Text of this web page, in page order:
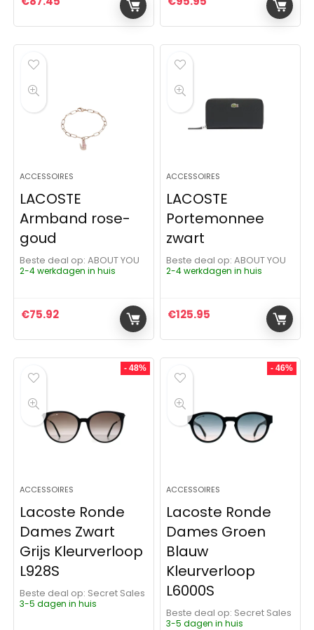
ACCESSOIRES
LACOSTE
Armband rose-
goud
Beste deal op:
ABOUT YOU
2-4 werkdagen in huis
€75.92
ACCESSOIRES
LACOSTE
Portemonnee
zwart
Beste deal op:
ABOUT YOU
2-4 werkdagen in huis
€125.95
- 48%
ACCESSOIRES
Lacoste Ronde
Dames Zwart
Grijs Kleurverloop
L928S
Beste deal op:
Secret Sales
3-5 dagen in huis
- 46%
ACCESSOIRES
Lacoste Ronde
Dames Groen
Blauw
Kleurverloop
L6000S
Beste deal op:
Secret Sales
3-5 dagen in huis